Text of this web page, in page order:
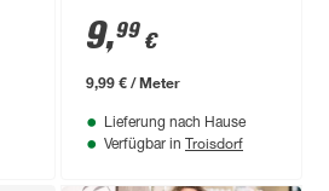
25 x 18 x 1000 mm
9,99 €
9,99 € / Meter
Lieferung nach Hause
Verfügbar in Troisdorf